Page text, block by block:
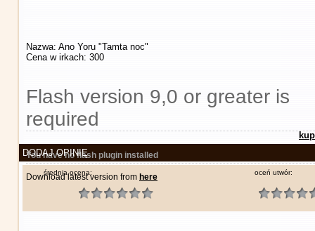
Nazwa: Ano Yoru "Tamta noc"
Cena w irkach: 300
Flash version 9,0 or greater is
required
You have no flash plugin installed
Download latest version from here
DODAJ OPINIĘ
średnia ocena: oceń utwór: